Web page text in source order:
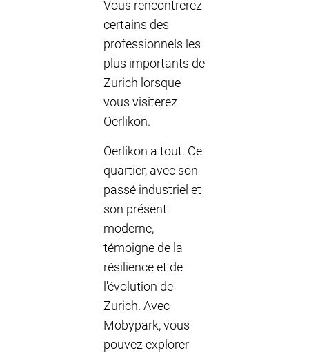
Vous rencontrerez
certains des
professionnels les
plus importants de
Zurich lorsque
vous visiterez
Oerlikon.
Oerlikon a tout. Ce
quartier, avec son
passé industriel et
son présent
moderne,
témoigne de la
résilience et de
l'évolution de
Zurich. Avec
Mobypark, vous
pouvez explorer